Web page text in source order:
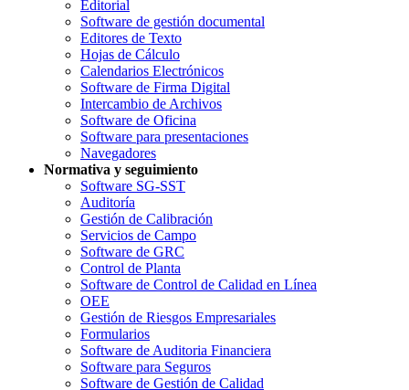
Editorial
Software de gestión documental
Editores de Texto
Hojas de Cálculo
Calendarios Electrónicos
Software de Firma Digital
Intercambio de Archivos
Software de Oficina
Software para presentaciones
Navegadores
Normativa y seguimiento
Software SG-SST
Auditoría
Gestión de Calibración
Servicios de Campo
Software de GRC
Control de Planta
Software de Control de Calidad en Línea
OEE
Gestión de Riesgos Empresariales
Formularios
Software de Auditoria Financiera
Software para Seguros
Software de Gestión de Calidad